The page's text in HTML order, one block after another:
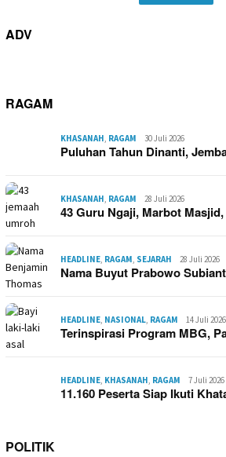
ADV
RAGAM
KHASANAH, RAGAM 30 Juli 2026
Puluhan Tahun Dinanti,
KHASANAH, RAGAM 28 Juli 2026
43 Guru Ngaji, Marbot
HEADLINE, RAGAM, SEJARAH 28 Juli 2026
Nama Buyut Prabowo
HEADLINE, NASIONAL, RAGAM 14 Juli 2026
Terinspirasi Program MBG,
HEADLINE, KHASANAH, RAGAM 7 Juli 2026
11.160 Peserta Siap Ikuti
POLITIK